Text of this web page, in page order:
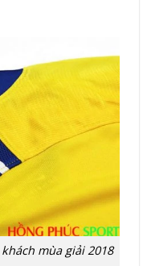
mùa giải 2018